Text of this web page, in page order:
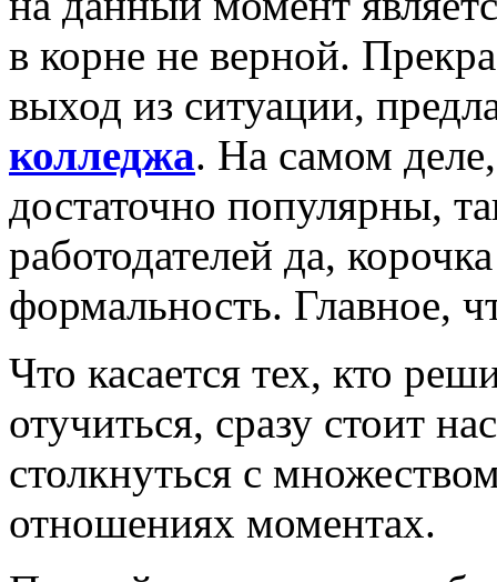
в корне не верной.
выход из ситуации,
колледжа. На самом
достаточно популярны,
работодателей да,
формальность. Главное,
Что касается тех, кто
отучиться, сразу стоит
столкнуться с
отношениях моментах.